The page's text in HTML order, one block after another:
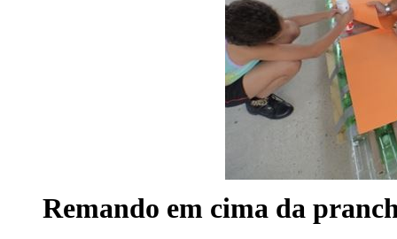
Remando em cima da